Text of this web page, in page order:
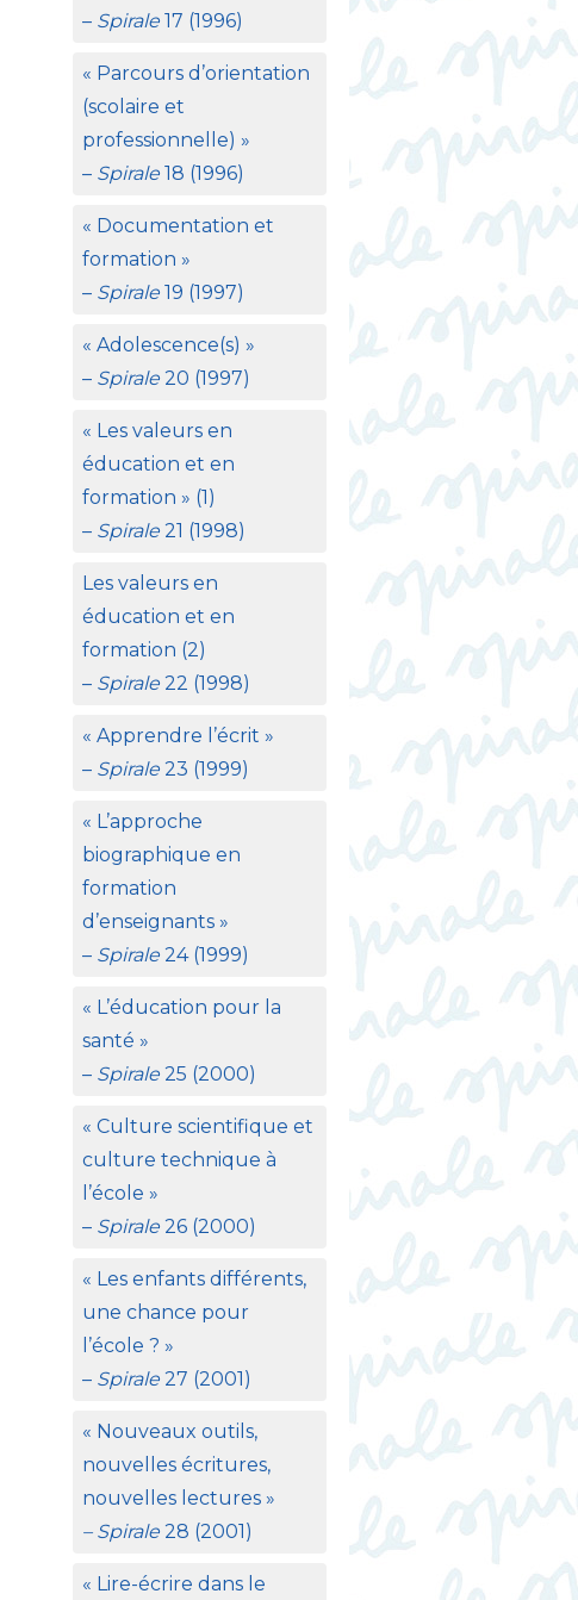
– Spirale17 (1996)
« Parcours d’orientation
(scolaire et
professionnelle) »
– Spirale18 (1996)
« Documentation et
formation »
– Spirale19 (1997)
« Adolescence(s) »
– Spirale20 (1997)
« Les valeurs en
éducation et en
formation » (1)
– Spirale21 (1998)
Les valeurs en
éducation et en
formation (2)
– Spirale22 (1998)
« Apprendre l’écrit »
– Spirale23 (1999)
« L’approche
biographique en
formation
d’enseignants »
– Spirale24 (1999)
« L’éducation pour la
santé »
– Spirale25 (2000)
« Culture scientifique et
culture technique à
l’école »
– Spirale26 (2000)
« Les enfants différents,
une chance pour
l’école ? »
– Spirale27 (2001)
« Nouveaux outils,
nouvelles écritures,
nouvelles lectures »
– Spirale28 (2001)
« Lire-écrire dans le